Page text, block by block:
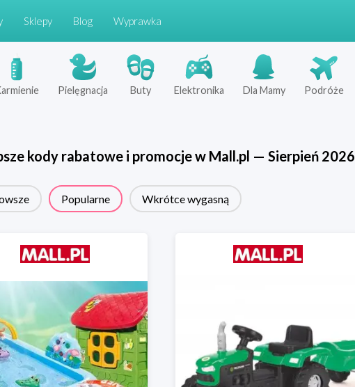
Sklepy Blog Wyprawka
Pielęgnacja Buty Elektronika Dla Mamy Podróże
kody rabatowe i promocje w Mall.pl — Sierpień 2026
Popularne Wkrótce wygasną